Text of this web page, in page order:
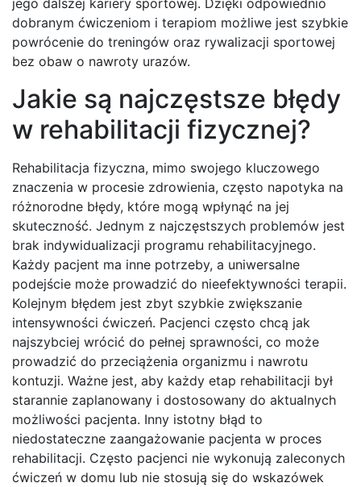
jego dalszej kariery sportowej. Dzięki odpowiednio
dobranym ćwiczeniom i terapiom możliwe jest szybkie
powrócenie do treningów oraz rywalizacji sportowej
bez obaw o nawroty urazów.
Jakie są najczęstsze błędy
w rehabilitacji fizycznej?
Rehabilitacja fizyczna, mimo swojego kluczowego
znaczenia w procesie zdrowienia, często napotyka na
różnorodne błędy, które mogą wpłynąć na jej
skuteczność. Jednym z najczęstszych problemów jest
brak indywidualizacji programu rehabilitacyjnego.
Każdy pacjent ma inne potrzeby, a uniwersalne
podejście może prowadzić do nieefektywności terapii.
Kolejnym błędem jest zbyt szybkie zwiększanie
intensywności ćwiczeń. Pacjenci często chcą jak
najszybciej wrócić do pełnej sprawności, co może
prowadzić do przeciążenia organizmu i nawrotu
kontuzji. Ważne jest, aby każdy etap rehabilitacji był
starannie zaplanowany i dostosowany do aktualnych
możliwości pacjenta. Inny istotny błąd to
niedostateczne zaangażowanie pacjenta w proces
rehabilitacji. Często pacjenci nie wykonują zaleconych
ćwiczeń w domu lub nie stosują się do wskazówek